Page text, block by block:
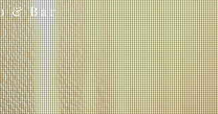
& Bar